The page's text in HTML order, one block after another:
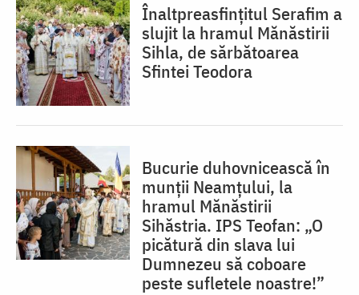
Înaltpreasfințitul Serafim a
slujit la hramul Mănăstirii
Sihla, de sărbătoarea
Sfintei Teodora
Bucurie duhovnicească în
munții Neamțului, la
hramul Mănăstirii
Sihăstria. IPS Teofan: „O
picătură din slava lui
Dumnezeu să coboare
peste sufletele noastre!”